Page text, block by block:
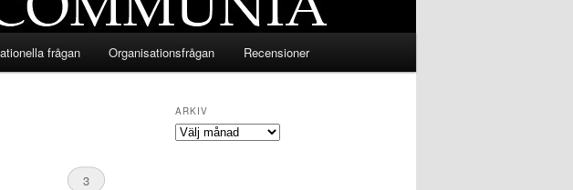
frågan Organisationsfrågan Recensioner
3
ARKIV
Arkiv